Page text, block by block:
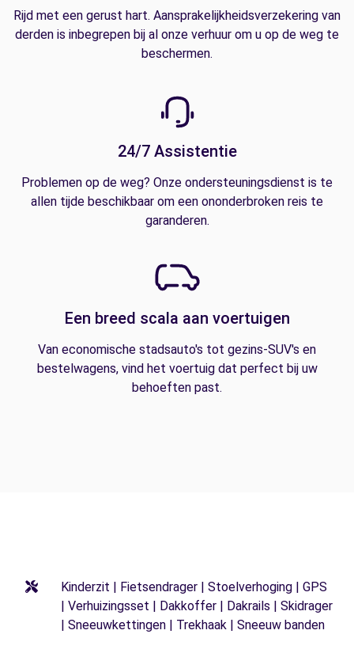
Rijd met een gerust hart. Aansprakelijkheidsverzekering van
derden is inbegrepen bij al onze verhuur om u op de weg te
beschermen.
24/7 Assistentie
Problemen op de weg? Onze ondersteuningsdienst is te
allen tijde beschikbaar om een ononderbroken reis te
garanderen.
Een breed scala aan voertuigen
Van economische stadsauto's tot gezins-SUV's en
bestelwagens, vind het voertuig dat perfect bij uw
behoeften past.
Kinderzit | Fietsendrager | Stoelverhoging | GPS
| Verhuizingsset | Dakkoffer | Dakrails | Skidrager
| Sneeuwkettingen | Trekhaak | Sneeuw banden